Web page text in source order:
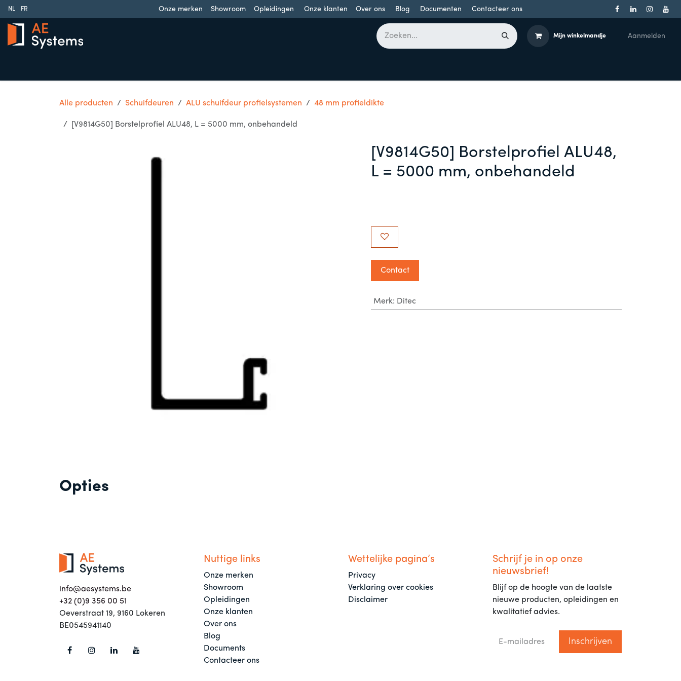
Overslaan naar inhoud
NL FR Onze merken Showroom Opleidingen Onze klanten Over ons Blog Documenten Contacteer ons
Mijn winkelmandje Aanmelden
Alle producten Schuifdeuren ALU schuifdeur profielsystemen 48 mm profieldikte
[V9814G50] Borstelprofiel ALU48, L = 5000 mm, onbehandeld
[V9814G50] Borstelprofiel ALU48,
L = 5000 mm, onbehandeld
Contact
Merk: Ditec
Opties
info@aesystems.be
+32 (0)9 356 00 51
Oeverstraat 19, 9160 Lokeren
BE0545941140
Nuttige links
Onze merken
Showroom
Opleidingen
Onze klanten
Over ons
Blog
Documents
Contacteer ons
Wettelijke pagina’s
Privacy
Verklaring over cookies
Disclaimer
Schrijf je in op onze
nieuwsbrief!
Blijf op de hoogte van de laatste
nieuwe producten, opleidingen en
kwalitatief advies.
Inschrijven